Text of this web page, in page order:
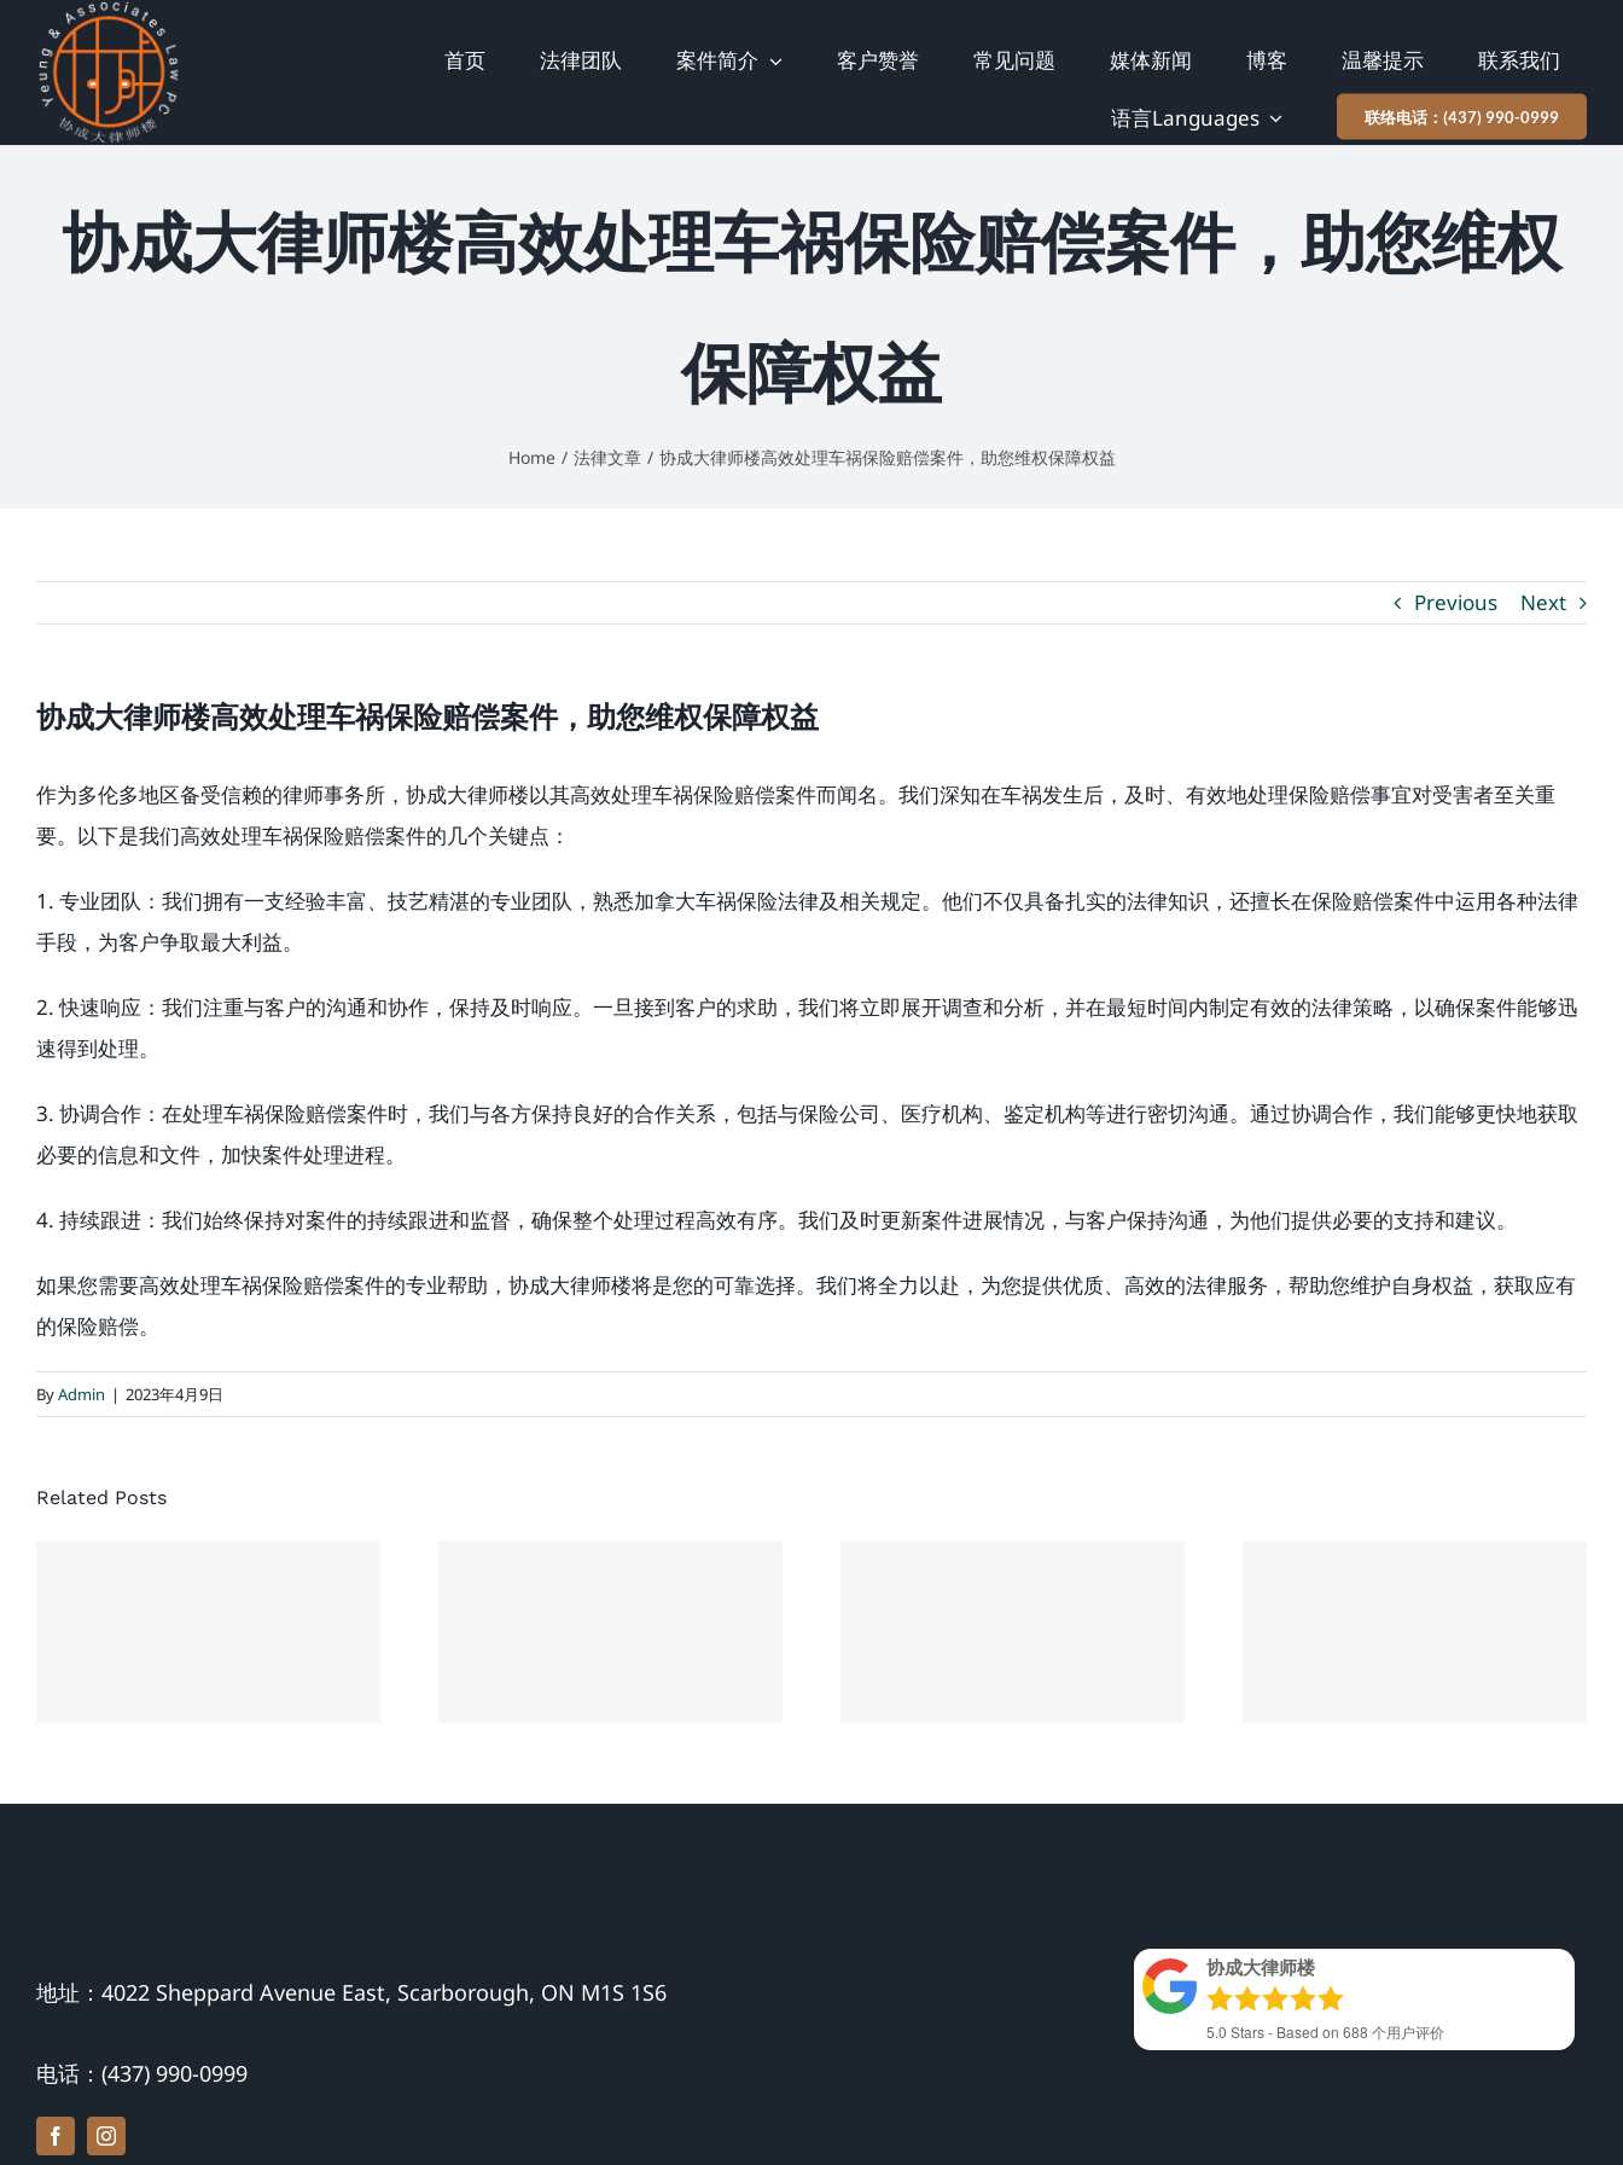
content
首页 法律团队 案件简介 客户赞誉 常见问题 媒体新闻 博客 温馨提示 联系我们
语言Languages 联络电话：(437) 990-0999
协成大律师楼高效处理车祸保险赔偿案件，助您维权
保障权益
Home / 法律文章 / 协成大律师楼高效处理车祸保险赔偿案件，助您维权保障权益
Previous Next
协成大律师楼高效处理车祸保险赔偿案件，助您维权保障权益
作为多伦多地区备受信赖的律师事务所，协成大律师楼以其高效处理车祸保险赔偿案件而闻名。我们深知在车祸发生后，及时、有效地处理保险赔偿事宜对受害者至关重
要。以下是我们高效处理车祸保险赔偿案件的几个关键点：
1. 专业团队：我们拥有一支经验丰富、技艺精湛的专业团队，熟悉加拿大车祸保险法律及相关规定。他们不仅具备扎实的法律知识，还擅长在保险赔偿案件中运用各种法律
手段，为客户争取最大利益。
2. 快速响应：我们注重与客户的沟通和协作，保持及时响应。一旦接到客户的求助，我们将立即展开调查和分析，并在最短时间内制定有效的法律策略，以确保案件能够迅
速得到处理。
3. 协调合作：在处理车祸保险赔偿案件时，我们与各方保持良好的合作关系，包括与保险公司、医疗机构、鉴定机构等进行密切沟通。通过协调合作，我们能够更快地获取
必要的信息和文件，加快案件处理进程。
4. 持续跟进：我们始终保持对案件的持续跟进和监督，确保整个处理过程高效有序。我们及时更新案件进展情况，与客户保持沟通，为他们提供必要的支持和建议。
如果您需要高效处理车祸保险赔偿案件的专业帮助，协成大律师楼将是您的可靠选择。我们将全力以赴，为您提供优质、高效的法律服务，帮助您维护自身权益，获取应有
的保险赔偿。
ByAdmin | 2023年4月9日
Related Posts
地址：4022 Sheppard Avenue East, Scarborough, ON M1S 1S6
电话：(437) 990-0999
协成大律师楼
5.0 Stars - Based on 688 个用户评价